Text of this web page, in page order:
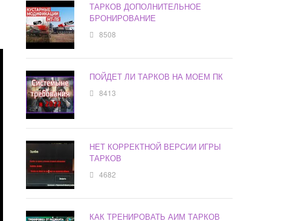
ТАРКОВ ДОПОЛНИТЕЛЬНОЕ
БРОНИРОВАНИЕ
8508
ПОЙДЕТ ЛИ ТАРКОВ НА МОЕМ ПК
8413
НЕТ КОРРЕКТНОЙ ВЕРСИИ ИГРЫ
ТАРКОВ
4682
КАК ТРЕНИРОВАТЬ АИМ ТАРКОВ